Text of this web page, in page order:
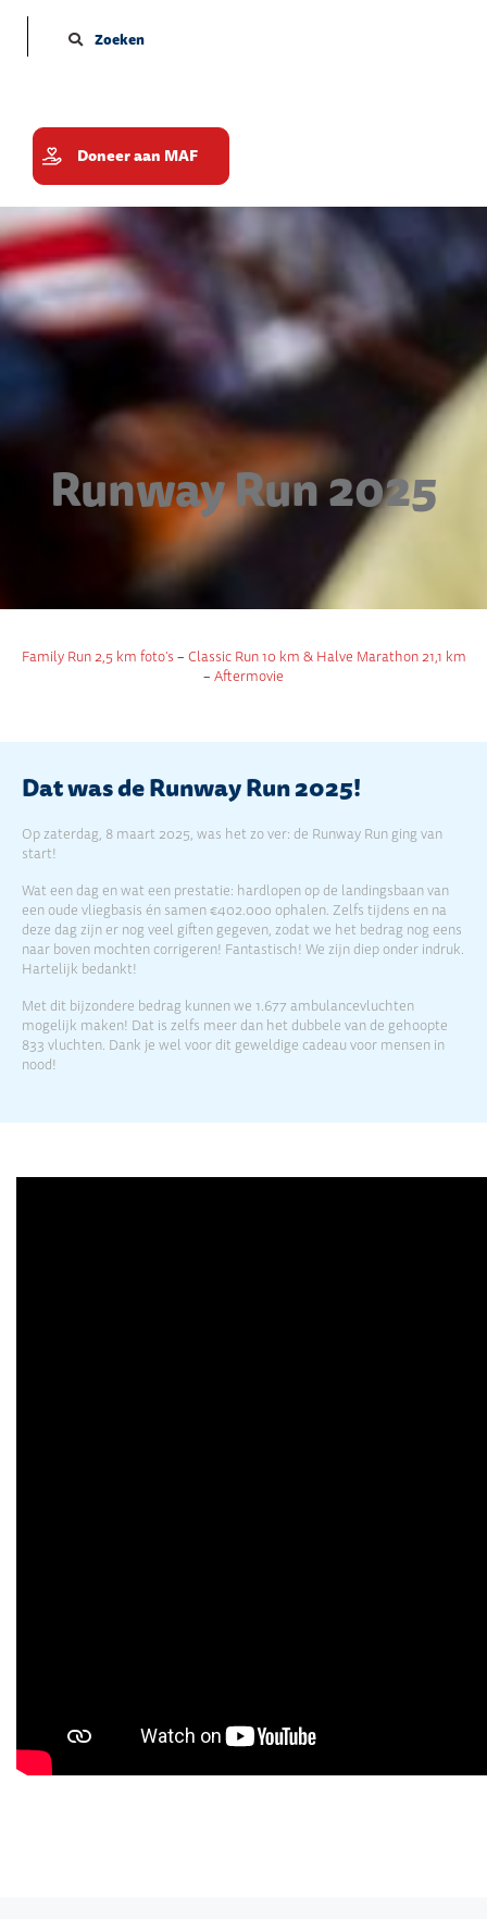
Zoeken
Doneer aan MAF
Runway Run 2025
Family Run 2,5 km foto’s – Classic Run 10 km & Halve Marathon 21,1 km
– Aftermovie
Dat was de Runway Run 2025!
Op zaterdag, 8 maart 2025, was het zo ver: de Runway Run ging van
start!
Wat een dag en wat een prestatie: hardlopen op de landingsbaan van
een oude vliegbasis én samen €402.000 ophalen. Zelfs tijdens en na
deze dag zijn er nog veel giften gegeven, zodat we het bedrag nog eens
naar boven mochten corrigeren! Fantastisch! We zijn diep onder indruk.
Hartelijk bedankt!
Met dit bijzondere bedrag kunnen we 1.677 ambulancevluchten
mogelijk maken! Dat is zelfs meer dan het dubbele van de gehoopte
833 vluchten. Dank je wel voor dit geweldige cadeau voor mensen in
nood!